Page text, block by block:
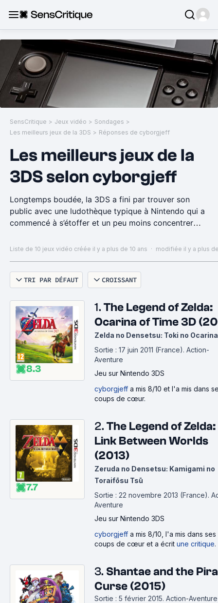
SensCritique > Jeux vidéo > Sondages >
Les meilleurs jeux de la 3DS > Réponses de cyborgjeff
Les meilleurs jeux de la
3DS selon cyborgjeff
Longtemps boudée, la 3DS a fini par trouver son
public avec une ludothèque typique à Nintendo qui a
commencé à s’étoffer et un peu moins concentrer
de plate-forme ou de RPG sont arrivés, apportant
la Nintendo DS. Cela fait quelques mois que j’en
parle… j’avais envie d’une Nintendo 3DS il y a déjà
concept 3D de cette dernière, ce sont plutôt les jeux
liés l’univers Nintendo qui ont fini par me donner
envie… Les Mario, le prochain Zelda,… Je nous avais
choisi le joli modèle collector XL dédié à la sortie du
jeu Animal Crossing au mois de juin.
Liste de 10 jeux vidéo créée il y a plus de 10 ans · modifiée il y a plus
TRI PAR DÉFAUT CROISSANT
8.3
1. The Legend of Zelda:
Ocarina of Time 3D
Zelda no Densetsu: Toki no Ocarina
Sortie : 17 juin 2011 (France). Action-
Aventure
Jeu sur Nintendo 3DS
cyborgjeff a mis 8/10 et l'a mis dans
coups de cœur.
7.7
2. The Legend of Zelda:
Link Between Worlds
(2013)
Zeruda no Densetsu: Kamigami no
Toraifōsu Tsū
Sortie : 22 novembre 2013 (France).
Aventure
Jeu sur Nintendo 3DS
cyborgjeff a mis 8/10, l'a mis dans ses
coups de cœur et a écrit une critique.
3. Shantae and the
Curse (2015)
Sortie : 5 février 2015. Action-